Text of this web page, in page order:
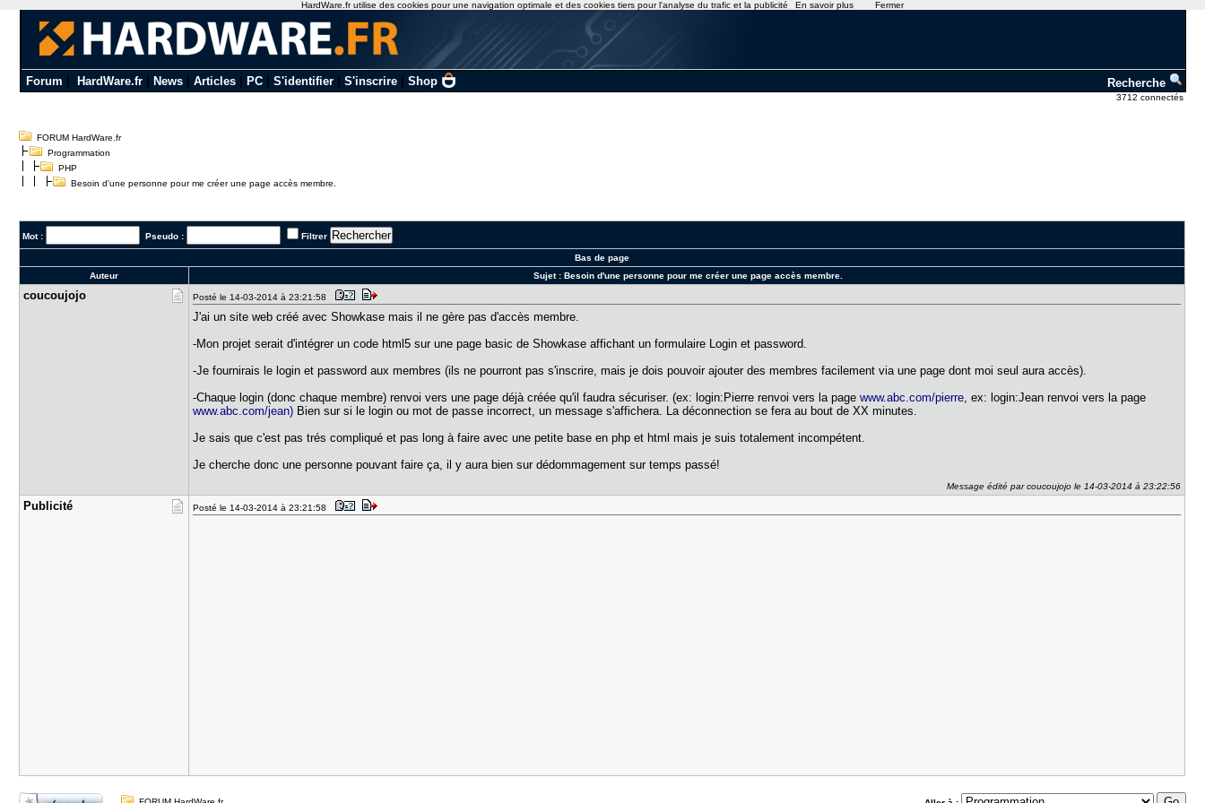
Forum HardWare.fr| News| Articles| PC| S'identifier| S'inscrire| Shop Recherche
3712 connectés
FORUM HardWare.fr
Programmation
PHP
Besoin d'une personne pour me créer une page accès membre.
Mot : Pseudo : Filtrer
Bas de page
Auteur
Sujet :Besoin d'une personne pour me créer une page accès membre.
coucoujojo Posté le 14-03-2014 à 23:21:58
J'ai un site web créé avec Showkase mais il ne gère pas d'accès membre.
-Mon projet serait d'intégrer un code html5 sur une page basic de Showkase affichant un formulaire Login et password.
-Je fournirais le login et password aux membres (ils ne pourront pas s'inscrire, mais je dois pouvoir ajouter des membres facilement via une page dont moi seul aura accès).
-Chaque login (donc chaque membre) renvoi vers une page déjà créée qu'il faudra sécuriser. (ex: login:Pierre renvoi vers la pagewww.abc.com/pierre, ex: login:Jean renvoi vers la page
www.abc.com/jean) Bien sur si le login ou mot de passe incorrect, un message s'affichera. La déconnection se fera au bout de XX minutes.
Je sais que c'est pas trés compliqué et pas long à faire avec une petite base en php et html mais je suis totalement incompétent.
Je cherche donc une personne pouvant faire ça, il y aura bien sur dédommagement sur temps passé!
Message édité par coucoujojo le 14-03-2014 à 23:22:56
Publicité Posté le 14-03-2014 à 23:21:58
HardWare.fr utilise des cookies pour une navigation optimale et des cookies tiers pour l'analyse du trafic et la publicité En savoir plus Fermer